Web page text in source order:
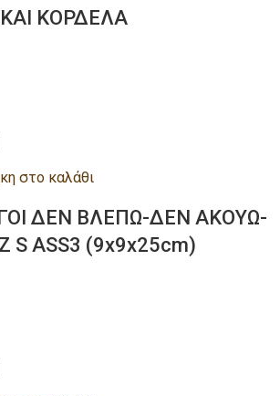
ΚΟΡΔΕΛΑ
στο καλάθι
ΔΕΝ ΒΛΕΠΩ-ΔΕΝ ΑΚΟΥΩ-
ASS3 (9x9x25cm)